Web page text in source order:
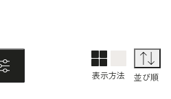
表示方法
1列表示
並び順